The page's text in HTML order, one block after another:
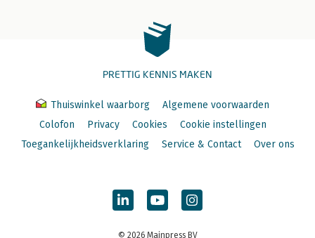
PRETTIG KENNIS MAKEN
Thuiswinkel waarborg
Algemene voorwaarden
Colofon
Privacy Cookies
Cookie instellingen
Toegankelijkheidsverklaring
Service & Contact Over ons
© 2026 Mainpress BV